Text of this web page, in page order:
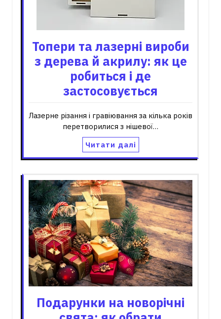
Топери та лазерні вироби
з дерева й акрилу: як це
робиться і де
застосовується
Лазерне різання і гравіювання за кілька років
перетворилися з нішевої…
Читати далі
Подарунки на новорічні